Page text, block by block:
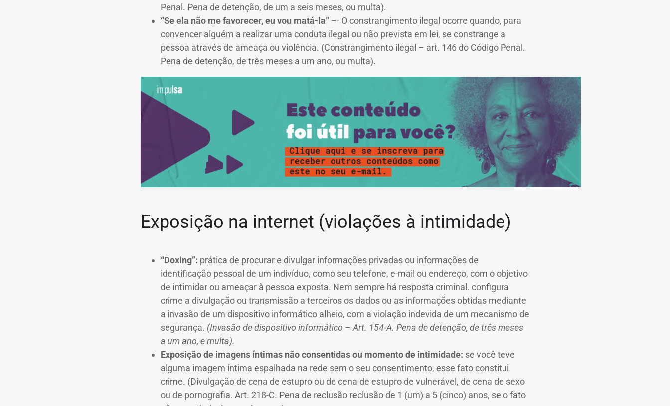
Penal. Pena de detenção, de um a seis meses, ou multa).
“Se ela não me favorecer, eu vou matá-la” –- O constrangimento ilegal ocorre quando, para
convencer alguém a realizar uma conduta ilegal ou não prevista em lei, se constrange a
pessoa através de ameaça ou violência. (Constrangimento ilegal – art. 146 do Código Penal.
Pena de detenção, de três meses a um ano, ou multa).
Exposição na internet (violações à intimidade)
“Doxing”: prática de procurar e divulgar informações privadas ou informações de
identificação pessoal de um indivíduo, como seu telefone, e-mail ou endereço, com o objetivo
de intimidar ou ameaçar à pessoa exposta. Nem sempre há resposta criminal. configura
crime a divulgação ou transmissão a terceiros os dados ou as informações obtidas mediante
a invasão de um dispositivo informático alheio, com a violação indevida de um mecanismo de
segurança. (Invasão de dispositivo informático – Art. 154-A. Pena de detenção, de três meses
a um ano, e multa).
Exposição de imagens íntimas não consentidas ou momento de intimidade: se você teve
alguma imagem íntima espalhada na rede sem o seu consentimento, esse fato constitui
crime. (Divulgação de cena de estupro ou de cena de estupro de vulnerável, de cena de sexo
ou de pornografia. Art. 218-C. Pena de reclusão reclusão de 1 (um) a 5 (cinco) anos, se o fato